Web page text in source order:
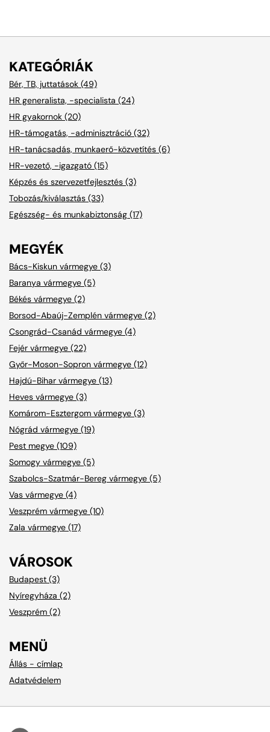
KATEGÓRIÁK
Bér, TB, juttatások (49)
HR generalista, -specialista (24)
HR gyakornok (20)
HR-támogatás, -adminisztráció (32)
HR-tanácsadás, munkaerő-közvetítés (6)
HR-vezető, -igazgató (15)
Képzés és szervezetfejlesztés (3)
Tobozás/kiválasztás (33)
Egészség- és munkabiztonság (17)
MEGYÉK
Bács-Kiskun vármegye (3)
Baranya vármegye (5)
Békés vármegye (2)
Borsod-Abaúj-Zemplén vármegye (2)
Csongrád-Csanád vármegye (4)
Fejér vármegye (22)
Győr-Moson-Sopron vármegye (12)
Hajdú-Bihar vármegye (13)
Heves vármegye (3)
Komárom-Esztergom vármegye (3)
Nógrád vármegye (19)
Pest megye (109)
Somogy vármegye (5)
Szabolcs-Szatmár-Bereg vármegye (5)
Vas vármegye (4)
Veszprém vármegye (10)
Zala vármegye (17)
VÁROSOK
Budapest (3)
Nyíregyháza (2)
Veszprém (2)
MENÜ
Állás - címlap
Adatvédelem